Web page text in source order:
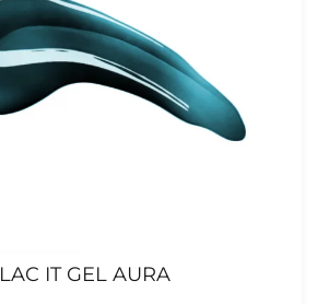
LAC IT GEL AURA